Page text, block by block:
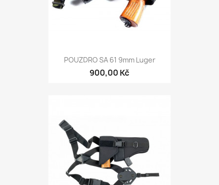
POUZDRO SA 61 9mm Luger
900,00 Kč